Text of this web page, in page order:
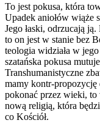
To jest pokusa, która
Upadek aniołów wiąże
Jego łaski, odrzucają
to on jest w stanie bez
teologia widziała w
szatańska pokusa
Transhumanistyczne
mamy kontr-propozycję
pokonać przez wieki, to
nową religią, która
co Kościół.